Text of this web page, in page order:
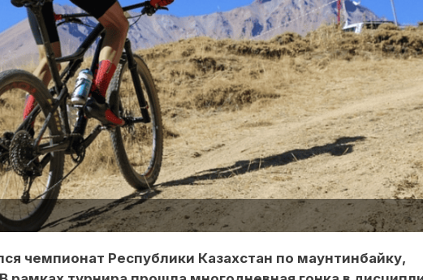
чемпионат Республики Казахстан по маунтинбайку,